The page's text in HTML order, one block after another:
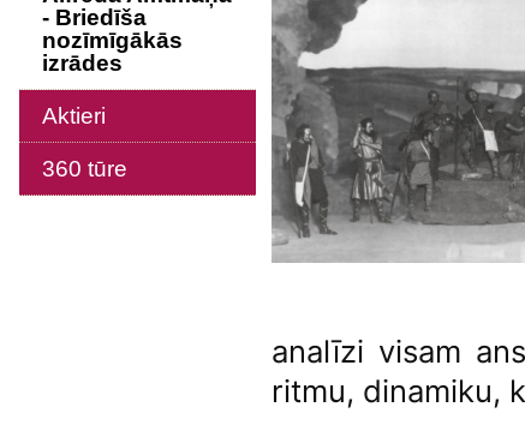
- Briedīša
nozīmīgākās
izrādes
Aktieri
360 tūre
analīzi visam
ritmu, dinamiku,